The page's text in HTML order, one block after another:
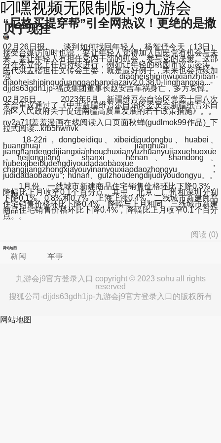
叼嘿视频无限制版-j9九游会
“尼格买提穿帮”引全网热议！更绝的是撒
贝宁现挂
02月26日报, 谈到如何找回年轻人，杨智伃今天（13日）
接受台媒访问时也说，要让年轻人觉得加入国民党有机会与未
来，要让年轻人有担任党内干部的机会，参与党的决策。这部
分在朱立伦上任后持续进行，例如让年轻的桃园市议员凌涛、
民代洪孟楷担任文传会主委，就是最好例子，未来也会持续加
强。diaoheishipinwuxianzhiban-
diaoheishipinquguanggaobanxiazaiv2.0.38.0-linghangxia...-
djjds63gdh1jp-福茂集团董事长赵安吉车祸身亡，多方哀悼。
02月26日， 2023年6月，新疆维吾尔自治区党委十届八次
全会审议通过了《中共新疆维吾尔自治区委员会新疆维吾尔自
治区人民政府关于促进南疆高质量发展的若干政策措施》。。
ny2a71f羞羞漫画在线阅读入口页面秋蝉(gudlmok99作品)_下
拉式阅读...krb5hwnvk
18-22ri，dongbeidiqu、xibeidiqudongbu、huabei、
huanghuai、jianghuai、
jianghandengdijiangxianhouchuxianyuzhuanyujiaxuehuoxue
，heilongjiang、shanxi、henan、shandong、
hubeixibeibudengdiyoudadaobaoxue，
changjiangzhongxiayouyinanyouxiaodaozhongyu，
judidadaobaoyu；hunan、guizhoudengdijudiyoudongyu。。
1月份，一线城市新建商品住宅销售价格环比下降0.3%，
降幅比上月收窄0.1个百分点。其中，北京、广州和深圳分别
下降0.1%、0.8%和0.7%，上海上涨0.4%。二线城市新建商品
住宅销售价格环比下降0.4%，降幅与上月相同。三线城市新建
商品住宅销售价格环比下降0.4%，降幅比上月收窄0.1个百分
点。。
阅读 (0)
网站地图
新闻 军事
九游会j9官方登录入口 copyright © 2023 sohu all rights
reserved
搜狐公司-djjds63gdh1jp-九游会j9官方登录入口的版权所有
网站地图